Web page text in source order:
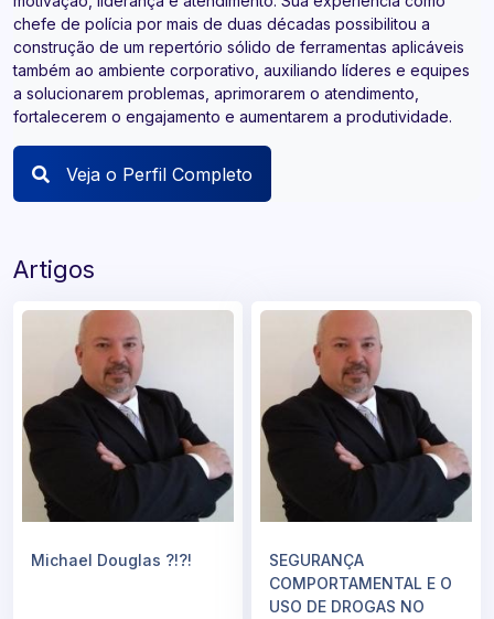
chefe de polícia por mais de duas décadas possibilitou a
construção de um repertório sólido de ferramentas aplicáveis
também ao ambiente corporativo, auxiliando líderes e equipes
a solucionarem problemas, aprimorarem o atendimento,
fortalecerem o engajamento e aumentarem a produtividade.
Veja o Perfil Completo
Artigos
Michael Douglas ?!?!
SEGURANÇA
COMPORTAMENTAL E O
USO DE DROGAS NO